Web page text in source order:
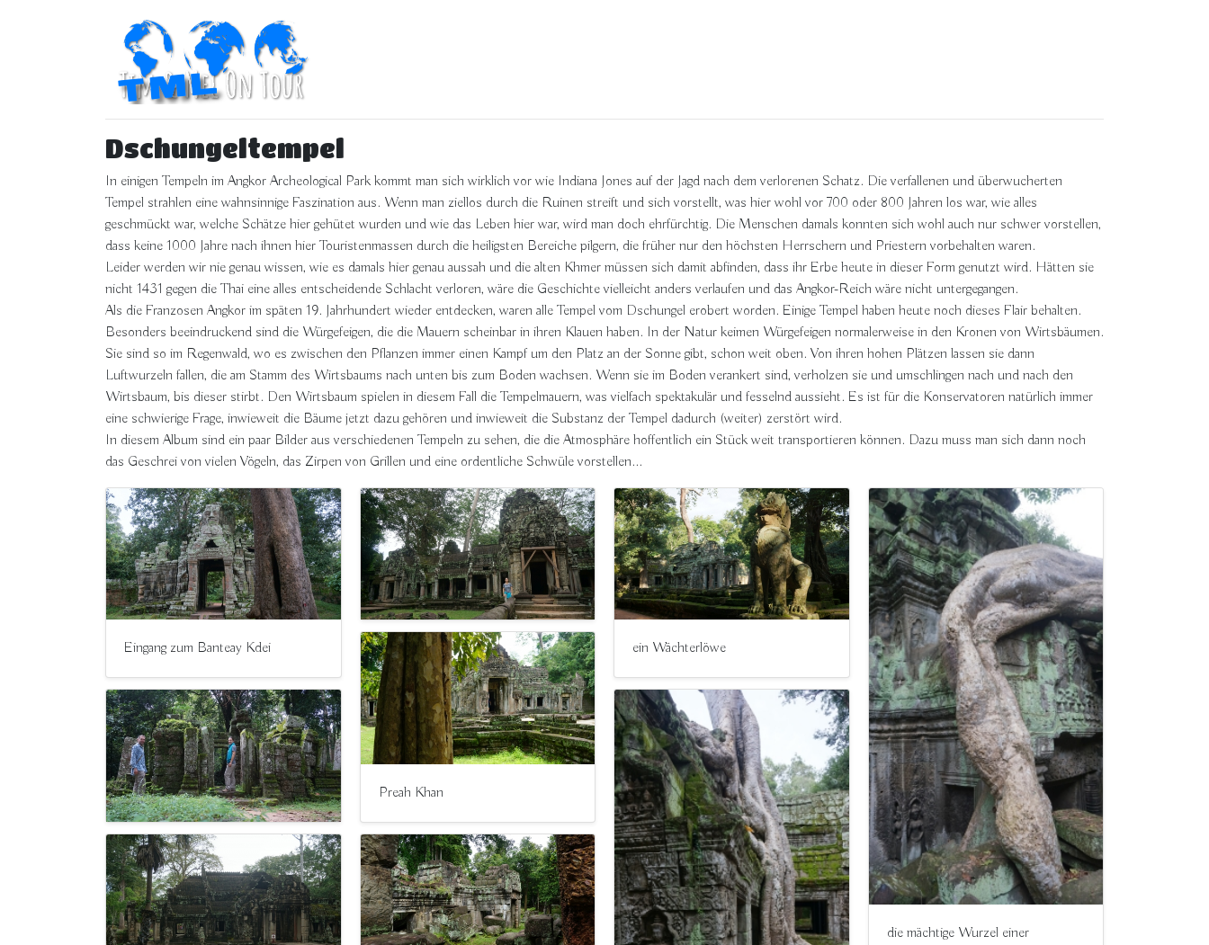
Dschungeltempel
In einigen Tempeln im Angkor Archeological Park kommt man sich wirklich vor wie Indiana Jones auf der Jagd nach dem verlorenen Schatz. Die verfallenen und überwucherten
Tempel strahlen eine wahnsinnige Faszination aus. Wenn man ziellos durch die Ruinen streift und sich vorstellt, was hier wohl vor 700 oder 800 Jahren los war, wie alles
geschmückt war, welche Schätze hier gehütet wurden und wie das Leben hier war, wird man doch ehrfürchtig. Die Menschen damals konnten sich wohl auch nur schwer vorstellen,
dass keine 1000 Jahre nach ihnen hier Touristenmassen durch die heiligsten Bereiche pilgern, die früher nur den höchsten Herrschern und Priestern vorbehalten waren.
Leider werden wir nie genau wissen, wie es damals hier genau aussah und die alten Khmer müssen sich damit abfinden, dass ihr Erbe heute in dieser Form genutzt wird. Hätten sie
nicht 1431 gegen die Thai eine alles entscheidende Schlacht verloren, wäre die Geschichte vielleicht anders verlaufen und das Angkor-Reich wäre nicht untergegangen.
Als die Franzosen Angkor im späten 19. Jahrhundert wieder entdecken, waren alle Tempel vom Dschungel erobert worden. Einige Tempel haben heute noch dieses Flair behalten.
Besonders beeindruckend sind die Würgefeigen, die die Mauern scheinbar in ihren Klauen haben. In der Natur keimen Würgefeigen normalerweise in den Kronen von Wirtsbäumen.
Sie sind so im Regenwald, wo es zwischen den Pflanzen immer einen Kampf um den Platz an der Sonne gibt, schon weit oben. Von ihren hohen Plätzen lassen sie dann
Luftwurzeln fallen, die am Stamm des Wirtsbaums nach unten bis zum Boden wachsen. Wenn sie im Boden verankert sind, verholzen sie und umschlingen nach und nach den
Wirtsbaum, bis dieser stirbt. Den Wirtsbaum spielen in diesem Fall die Tempelmauern, was vielfach spektakulär und fesselnd aussieht. Es ist für die Konservatoren natürlich immer
eine schwierige Frage, inwieweit die Bäume jetzt dazu gehören und inwieweit die Substanz der Tempel dadurch (weiter) zerstört wird.
In diesem Album sind ein paar Bilder aus verschiedenen Tempeln zu sehen, die die Atmosphäre hoffentlich ein Stück weit transportieren können. Dazu muss man sich dann noch
das Geschrei von vielen Vögeln, das Zirpen von Grillen und eine ordentliche Schwüle vorstellen...
Eingang zum Banteay Kdei
Preah Khan
ein Wächterlöwe
die mächtige Wurzel einer